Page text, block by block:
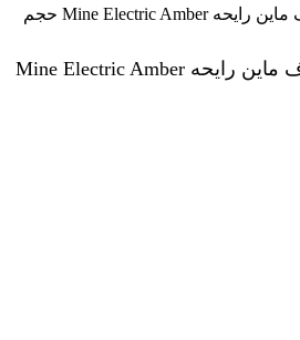
ادکلن مردانه مارک ژوزف ماین رایحه Mine Electric Amber